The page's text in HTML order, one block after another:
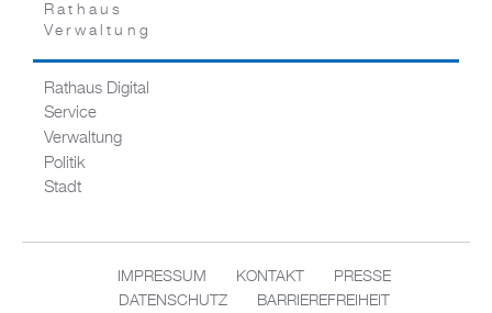
Rathaus
Verwaltung
Rathaus Digital
Service
Verwaltung
Politik
Stadt
IMPRESSUM KONTAKT
PRESSE
DATENSCHUTZ
BARRIEREFREIHEIT